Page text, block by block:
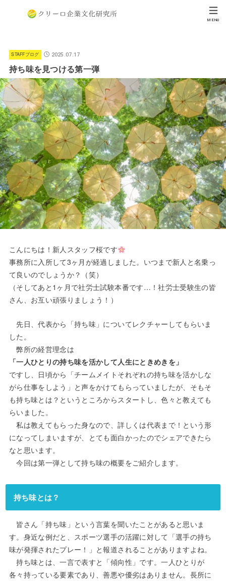
MENU
STAFFブログ 2025.07.17
持ち味を見つける第一弾
こんにちは！新人スタッフ桜です
事務所に入所して3ヶ月が経過しました。いつまで新人と名乗っ
て良いのでしょうか？（笑）
（そしてあと1ヶ月で社労士試験本番です…！社労士受験生の皆
さん、お互い頑張りましょう！）
先日、代表から「持ち味」についてレクチャーしてもらいま
した。
弊所の経営理念は
「一人ひとりの持ち味を活かして人生にときめきを」
ですし、日頃から「チームメイトそれぞれの持ち味を活かしな
がら仕事をしよう」と声をかけてもらっていましたが、そもそ
も持ち味とは？というところからスタートし、色々と教えても
らいました。
私は教えてもらった身なので、詳しくは代表まで！という形
になってしまいますが、とても面白かったのでシェアできたら
なと思います。
今回は第一弾として持ち味の概要をご紹介します。
持ち味とは？
皆さん「持ち味」という言葉を聞いたことがあると思いま
す。身近な例だと、スポーツ選手の活躍に対して「選手の持ち
味が発揮されたプレー！」と報道されることがありますよね。
持ち味とは、一言で表すと「傾向性」です。一人ひとりが
各々持っている要素であり、善悪や優劣はありません。長所に